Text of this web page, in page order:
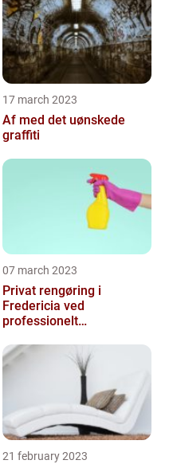
17 march 2023
Af med det uønskede
graffiti
07 march 2023
Privat rengøring i
Fredericia ved
professionelt
21 february 2023